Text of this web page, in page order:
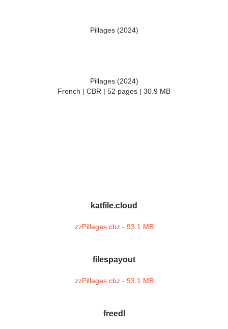
Pillages (2024)
Pillages (2024)
French | CBR | 52 pages | 30.9 MB
katfile.cloud
zzPillages.cbz - 93.1 MB
filespayout
zzPillages.cbz - 93.1 MB
freedl